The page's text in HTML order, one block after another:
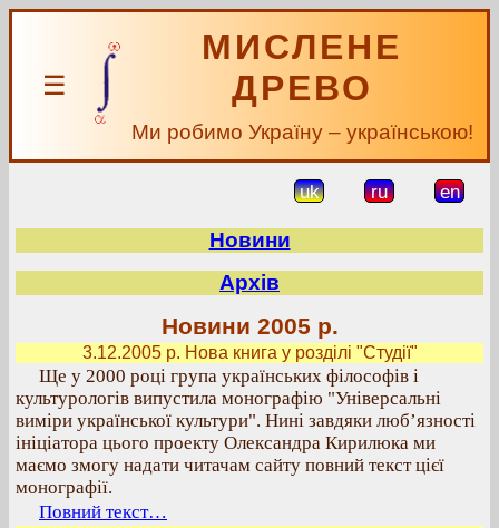
☰
МИСЛЕНЕ
ДРЕВО
Ми робимо Україну – українською!
uk ru en
Новини
Архів
Новини 2005 р.
3.12.2005 р. Нова книга у розділі "Студії"
Ще у 2000 році група українських філософів і
культурологів випустила монографію "Універсальні
виміри української культури". Нині завдяки люб’язності
ініціатора цього проекту Олександра Кирилюка ми
маємо змогу надати читачам сайту повний текст цієї
монографії.
Повний текст…